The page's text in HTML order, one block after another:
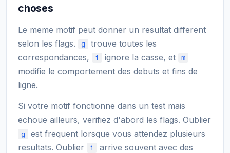
choses
Le meme motif peut donner un resultat different
selon les flags.
g
trouve toutes les
correspondances,
i ignore la casse, et m
modifie le comportement des debuts et fins de
ligne.
Si votre motif fonctionne dans un test mais
echoue ailleurs, verifiez d'abord les flags. Oublier
g
est frequent lorsque vous attendez plusieurs
resultats. Oublier
i arrive souvent avec des